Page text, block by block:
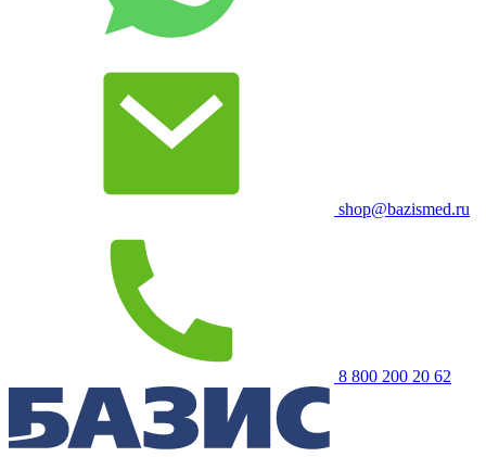
shop@bazismed.ru
8 800 200 20 62